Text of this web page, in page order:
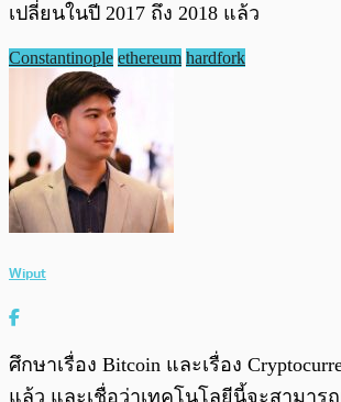
เปลี่ยนในปี 2017 ถึง 2018 แล้ว
Constantinople ethereum hardfork
Wiput
ศึกษาเรื่อง Bitcoin และเรื่อง
แล้ว และเชื่อว่าเทคโนโลยีนี้จะสามาร